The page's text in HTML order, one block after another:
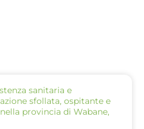
sanitaria e
sfollata, ospitante e
provincia di Wabane,